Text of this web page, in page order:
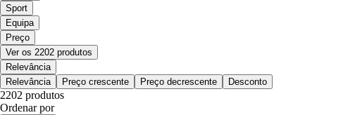
Sport
Equipa
Preço
Ver os 2202 produtos
Relevância
Relevância
Preço crescente Preço decrescente Desconto
2202 produtos
Ordenar por